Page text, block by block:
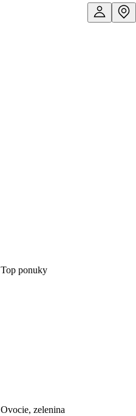
Top ponuky
Ovocie, zelenina